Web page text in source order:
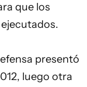
que los
presentó
luego otra